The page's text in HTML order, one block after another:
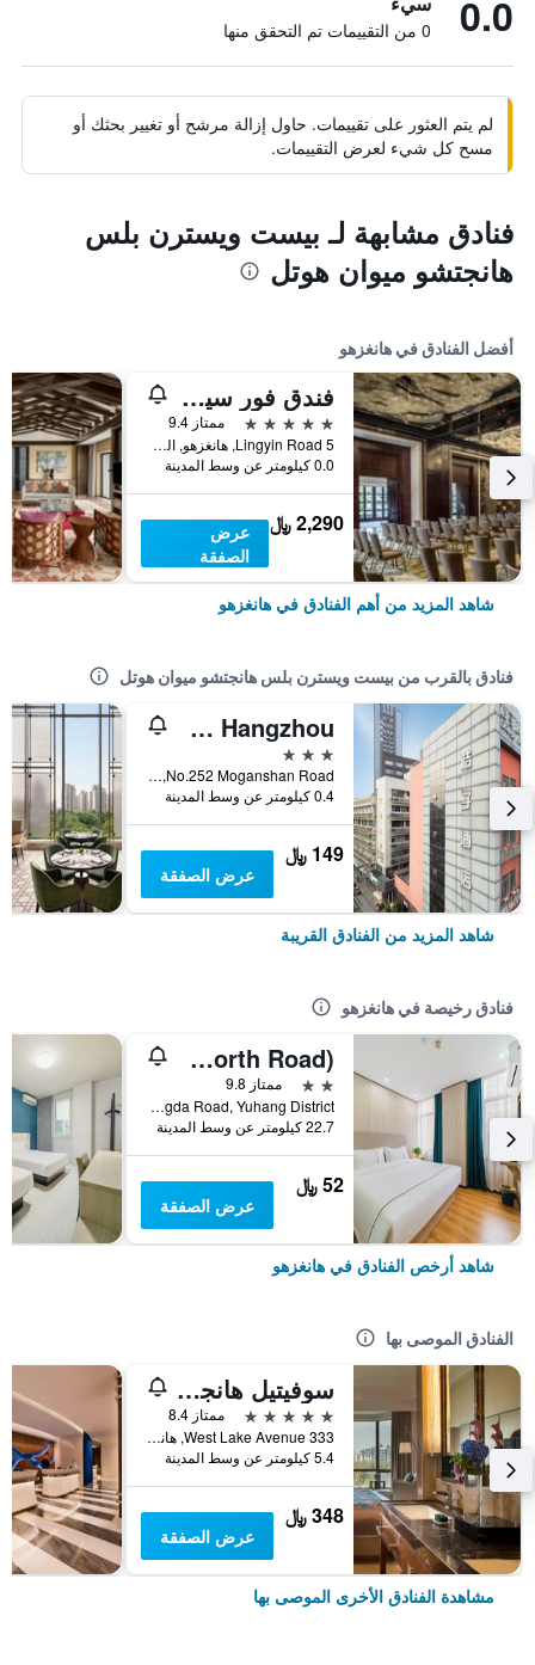
0.0 0 من التقييمات تم التحقق منها
لم يتم العثور على تقييمات. حاول إزالة مرشح أو تغيير بحثك أو
مسح كل شيء لعرض التقييمات.
فنادق مشابهة لـ بيست ويسترن بلس
هانجتشو ميوان هوتل
أفضل الفنادق في هانغزهو
فندق فور سيزونز هانغتشو آت ويست ليك
5 نجوم
ممتاز 9.4
5 Lingyin Road, هانغزهو, الصين
0.0 كيلومتر عن وسط المدينة
2,290 ﷼
عرض
الصفقة
شاهد المزيد من أهم الفنادق في هانغزهو
فنادق بالقرب من بيست ويسترن بلس هانجتشو ميوان هوتل
Orange Hotel Moganshan Road Hangzhou
3 نجوم
No.252 Moganshan Road, هانغزهو, الصين
0.4 كيلومتر عن وسط المدينة
149 ﷼
عرض الصفقة
شاهد المزيد من الفنادق القريبة
فنادق رخيصة في هانغزهو
Hangzhou Mingshang Collection Hotel (Linping Donghu North Road)
2 نجمتين
ممتاز 9.8
No.3 Hongda Road, Yuhang District, هانغزهو, الصين
22.7 كيلومتر عن وسط المدينة
52 ﷼
عرض الصفقة
شاهد أرخص الفنادق في هانغزهو
الفنادق الموصى بها
سوفيتيل هانجزو ويستليك
5 نجوم
ممتاز 8.4
333 West Lake Avenue, هانغزهو, الصين
5.4 كيلومتر عن وسط المدينة
348 ﷼
عرض الصفقة
مشاهدة الفنادق الأخرى الموصى بها